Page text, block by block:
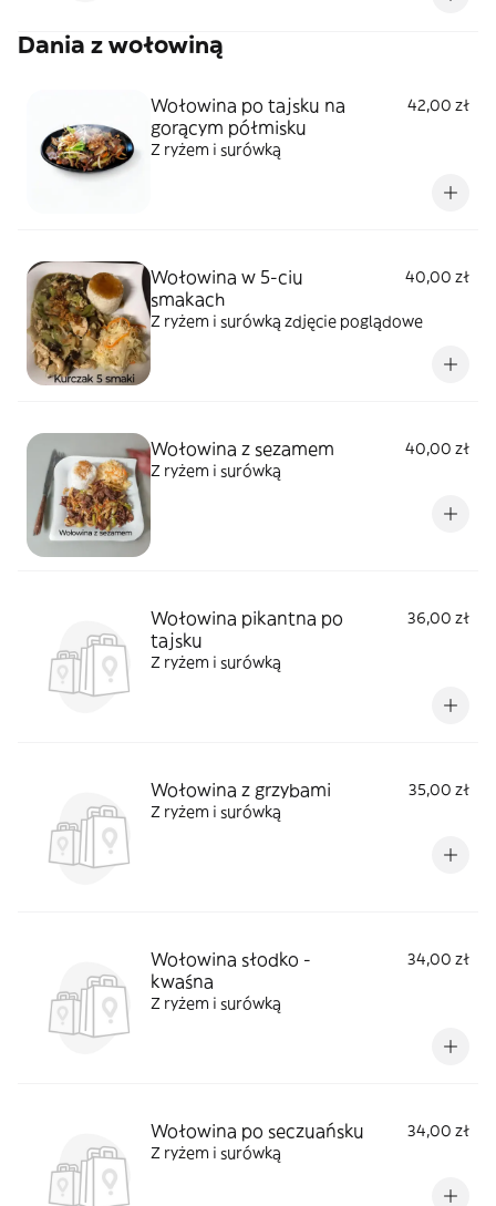
Dania z wołowiną
Wołowina po tajsku na
gorącym półmisku
42,00 zł
Z ryżem i surówką
Wołowina w 5-ciu
smakach
40,00 zł
Z ryżem i surówką zdjęcie poglądowe
Wołowina z sezamem
40,00 zł
Z ryżem i surówką
Wołowina pikantna po
tajsku
36,00 zł
Z ryżem i surówką
Wołowina z grzybami
35,00 zł
Z ryżem i surówką
Wołowina słodko -
kwaśna
34,00 zł
Z ryżem i surówką
Wołowina po seczuańsku
34,00 zł
Z ryżem i surówką